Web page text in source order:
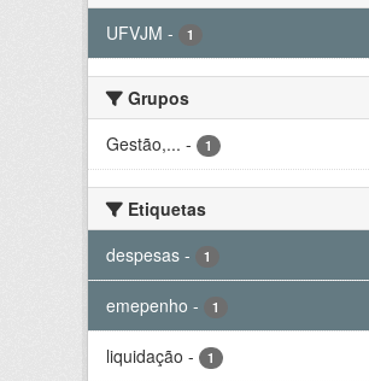
UFVJM - 1
Grupos
Gestão,... - 1
Etiquetas
despesas - 1
emepenho - 1
liquidação - 1